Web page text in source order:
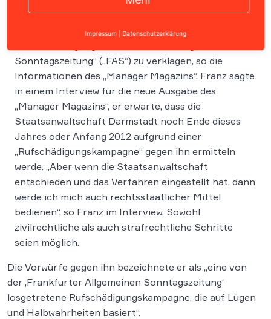
Der scheidende Opel-Betriebsratschef Klaus Franz
Sonntagszeitung“ („FAS“) zu verklagen, so die
Informationen des „Manager Magazins“. Franz sagte
in einem Interview für die neue Ausgabe des
„Manager Magazins“, er erwarte, dass die
Staatsanwaltschaft Darmstadt noch Ende dieses
Jahres oder Anfang 2012 aufgrund einer
„Rufschädigungskampagne“ gegen ihn ermitteln
werde. „Aber wenn die Staatsanwaltschaft
entschieden und das Verfahren eingestellt hat, dann
werde ich mich auch rechtsstaatlicher Mittel
bedienen“, so Franz im Interview. Sowohl
zivilrechtliche als auch strafrechtliche Schritte
seien möglich.
Die Vorwürfe gegen ihn bezeichnete er als „eine von
der ‚Frankfurter Allgemeinen Sonntagszeitung‘
losgetretene Rufschädigungskampagne, die auf Lügen
und Halbwahrheiten basiert“.
Impressum Datenschutzerklärung